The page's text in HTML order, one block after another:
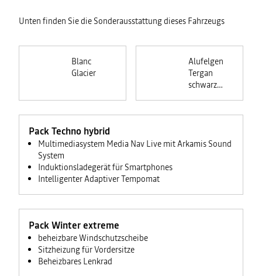
Unten finden Sie die Sonderausstattung dieses Fahrzeugs
Blanc
Glacier
Alufelgen
Tergan
schwarz
Pack Techno hybrid
Multimediasystem Media Nav Live mit Arkamis Sound
System
Induktionsladegerät für Smartphones
Intelligenter Adaptiver Tempomat
Pack Winter extreme
beheizbare Windschutzscheibe
Sitzheizung für Vordersitze
Beheizbares Lenkrad